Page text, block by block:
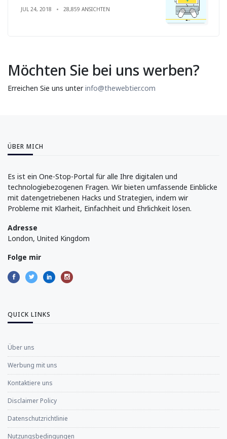
JUL 24, 2018 28,859 ANSICHTEN
Möchten Sie bei uns werben?
Erreichen Sie uns unterinfo@thewebtier.com
ÜBER MICH
Es ist ein One-Stop-Portal für alle Ihre digitalen und
technologiebezogenen Fragen. Wir bieten umfassende Einblicke
mit datengetriebenen Hacks und Strategien, indem wir
Probleme mit Klarheit, Einfachheit und Ehrlichkeit lösen.
Adresse
London, United Kingdom
Folge mir
QUICK LINKS
Über uns
Werbung mit uns
Kontaktiere uns
Disclaimer Policy
Datenschutzrichtlinie
Nutzungsbedingungen